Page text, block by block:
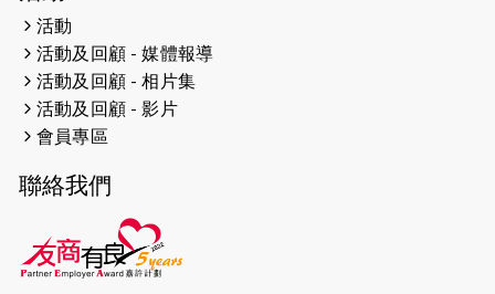
2026-04-16
猛龍長跑隊恆常練習 - 4月16日
（19:00開始）
2026-04-12
2026-04-11
2026-04-10 太古家＋賞系列：漫步魔術與音樂
活動
活動及回顧 - 媒體報導
活動及回顧 - 相片集
活動及回顧 - 影片
會員專區
聯絡我們